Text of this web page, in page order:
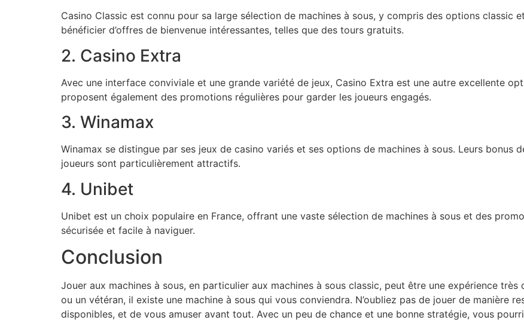
Casino Classic est connu pour sa large sélection de machines à sous, y compris des options classic
bénéficier d’offres de bienvenue intéressantes, telles que des tours gratuits.
2. Casino Extra
Avec une interface conviviale et une grande variété de jeux, Casino Extra est une autre excellente
proposent également des promotions régulières pour garder les joueurs engagés.
3. Winamax
Winamax se distingue par ses jeux de casino variés et ses options de machines à sous. Leurs bonus
joueurs sont particulièrement attractifs.
4. Unibet
Unibet est un choix populaire en France, offrant une vaste sélection de machines à sous et des
sécurisée et facile à naviguer.
Conclusion
Jouer aux machines à sous, en particulier aux machines à sous classic, peut être une expérience
ou un vétéran, il existe une machine à sous qui vous conviendra. N’oubliez pas de jouer de manière
disponibles, et de vous amuser avant tout. Avec un peu de chance et une bonne stratégie, vous